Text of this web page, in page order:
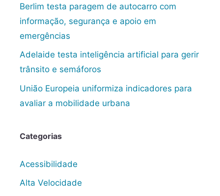
Berlim testa paragem de autocarro com
informação, segurança e apoio em
emergências
Adelaide testa inteligência artificial para gerir
trânsito e semáforos
União Europeia uniformiza indicadores para
avaliar a mobilidade urbana
Categorias
Acessibilidade
Alta Velocidade